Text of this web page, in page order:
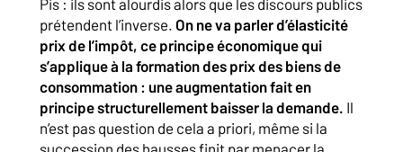
Pis : ils sont alourdis alors que les discours publics
prétendent l’inverse. On ne va parler d’élasticité
prix de l’impôt, ce principe économique qui
s’applique à la formation des prix des biens de
consommation : une augmentation fait en
principe structurellement baisser la demande. Il
n’est pas question de cela a priori, même si la
succession des hausses finit par menacer la